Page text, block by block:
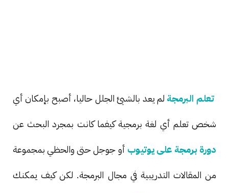
تعلم البرمجة لم يعد بالشيئ الجلل حاليا، أصبح بإمكان أي
شخص تعلم أي لغة برمجية كيفما كانت بمجرد البحث عن
دورة برمجة على يوتيوب أو جوجل حتى والحظي بمجموعة
من المقالات التدريبية في مجال البرمجة. لكن كيف يمكنك